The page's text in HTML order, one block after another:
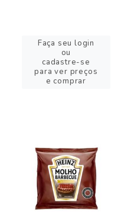
Faça seu login
ou
cadastre-se
para ver preços
e comprar